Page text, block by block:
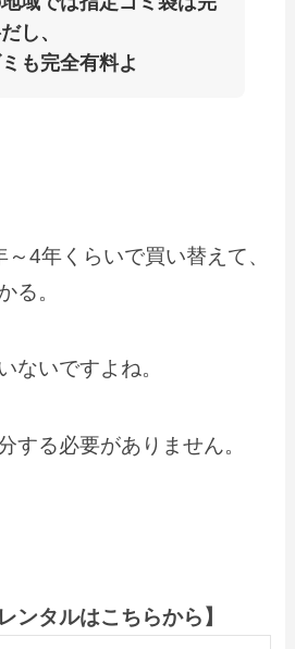
し、
も完全有料よ
4年くらいで買い替えて、
る。
ないですよね。
する必要がありません。
ンタルはこちらから】